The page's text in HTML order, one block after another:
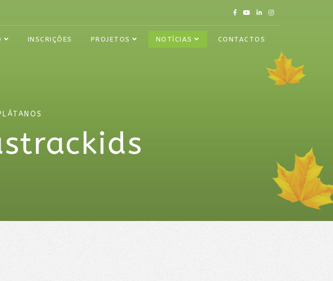
INSCRIÇÕES PROJETOS NOTÍCIAS CONTACTOS